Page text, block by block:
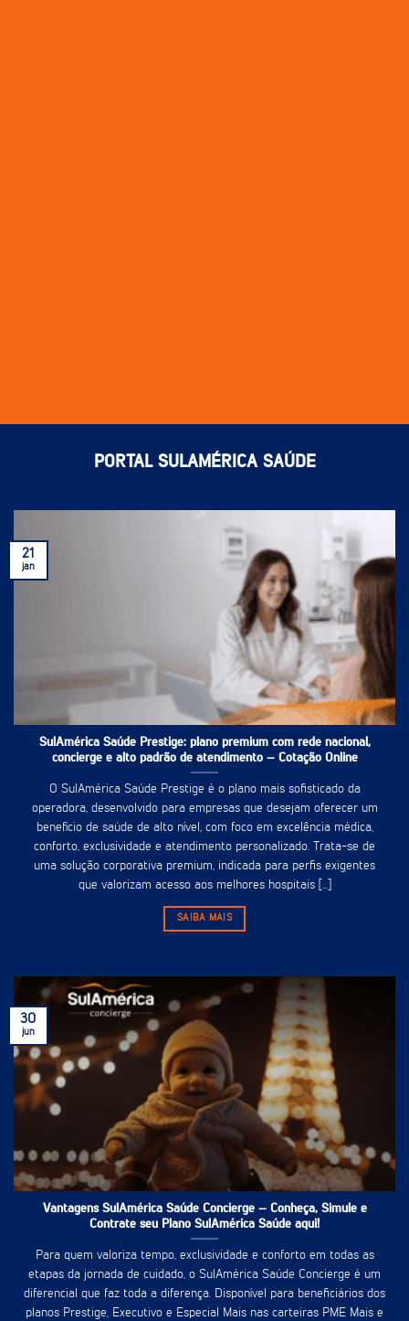
PORTAL SULAMÉRICA SAÚDE
SulAmérica Saúde Prestige: plano premium com rede nacional,
concierge e alto padrão de atendimento – Cotação Online
O SulAmérica Saúde Prestige é o plano mais sofisticado da
operadora, desenvolvido para empresas que desejam oferecer um
benefício de saúde de alto nível, com foco em excelência médica,
conforto, exclusividade e atendimento personalizado. Trata-se de
uma solução corporativa premium, indicada para perfis exigentes
que valorizam acesso aos melhores hospitais [...]
SAIBA MAIS
21
jan
Vantagens SulAmérica Saúde Concierge – Conheça, Simule e
Contrate seu Plano SulAmérica Saúde aqui!
Para quem valoriza tempo, exclusividade e conforto em todas as
etapas da jornada de cuidado, o SulAmérica Saúde Concierge é um
diferencial que faz toda a diferença. Disponível para beneficiários dos
planos Prestige, Executivo e Especial Mais nas carteiras PME Mais e
30
jun